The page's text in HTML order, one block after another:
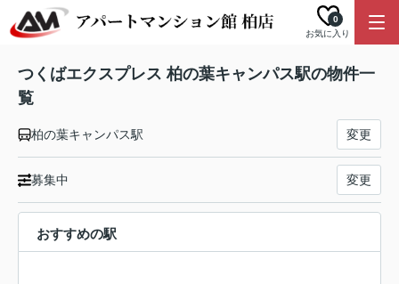
お気に入り
0
つくばエクスプレス 柏の葉キャンパス駅の物件一
覧
柏の葉キャンパス駅 変更
募集中 変更
おすすめの駅